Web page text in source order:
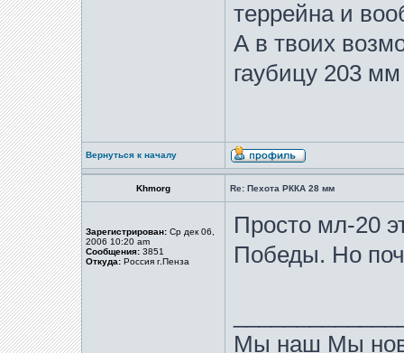
террейна и
А в твоих
гаубицу 203
Вернуться к началу
Khmorg Re: Пехота РККА 28 мм
Зарегистрирован: Ср дек 06,
2006 10:20 am
Сообщения: 3851
Откуда: Россия г.Пенза
Просто мл-20
Победы. Но
Мы наш Мы